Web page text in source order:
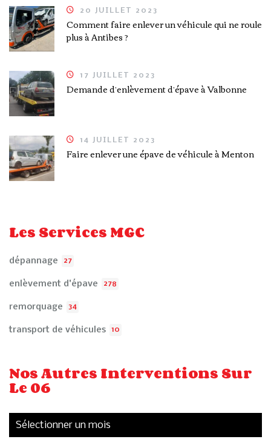
20 JUILLET 2023
Comment faire enlever un véhicule qui ne roule
plus à Antibes ?
17 JUILLET 2023
Demande d’enlèvement d’épave à Valbonne
14 JUILLET 2023
Faire enlever une épave de véhicule à Menton
Les Services MGC
dépannage 27
enlèvement d'épave 278
remorquage 34
transport de véhicules 10
Nos Autres Interventions Sur
Le 06